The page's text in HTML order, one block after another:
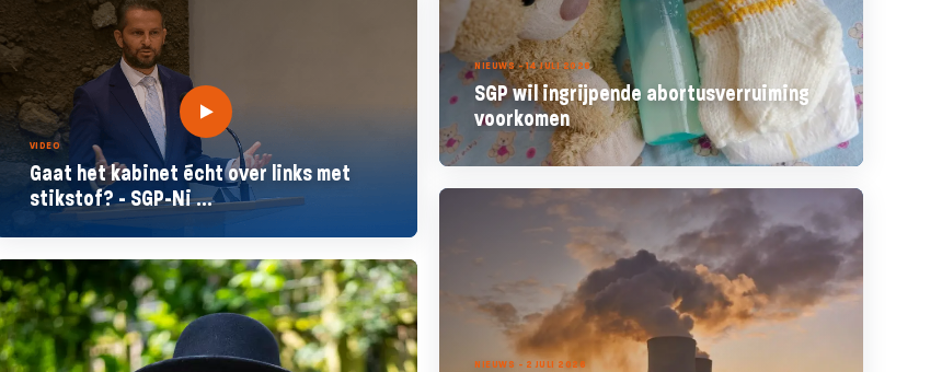
NIEUWS - 14 JULI 2026
SGP wil ingrijpende abortusverruiming
voorkomen
VIDEO
Gaat het kabinet écht over links met
stikstof? - SGP-Ni ...
NIEUWS - 2 JULI 2026